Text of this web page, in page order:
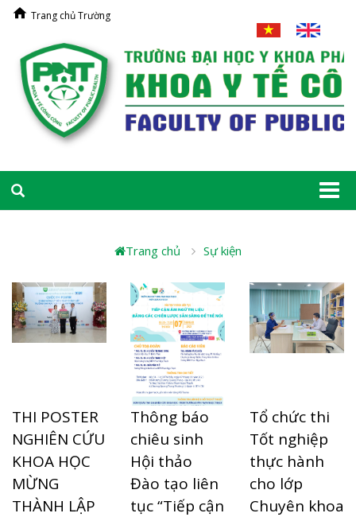
Trang chủ Trường
Trang chủ Sự kiện
THI POSTER
NGHIÊN CỨU
KHOA HỌC
MỪNG
THÀNH LẬP
Thông báo
chiêu sinh
Hội thảo
Đào tạo liên
tục “Tiếp cận
Tổ chức thi
Tốt nghiệp
thực hành
cho lớp
Chuyên khoa